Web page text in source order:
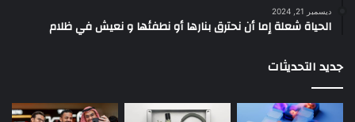
ديسمبر 21, 2024
الحياة شعلة إما أن نحترق بنارها أو نطفئها و نعيش في ظلام
جديد التحديثات